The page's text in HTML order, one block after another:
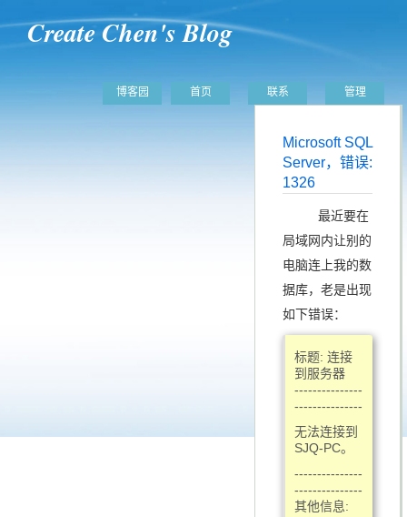
Create Chen's Blog
博客园 首页 联系 管理
Microsoft SQL
Server，错误:
1326
最近要在
局域网内让别的
电脑连上我的数
据库，老是出现
如下错误：
标题: 连接
到服务器
---------------
---------------
无法连接到
SJQ-PC。
---------------
---------------
其他信息: